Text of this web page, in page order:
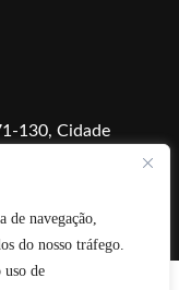
de navegação,
do nosso tráfego.
de
130, Cidade